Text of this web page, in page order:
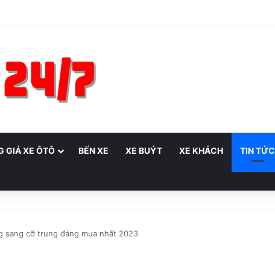
GIÁ XE ÔTÔ BẾN XE XE BUÝT XE KHÁCH TIN TỨC
sang cỡ trung đáng mua nhất 2023